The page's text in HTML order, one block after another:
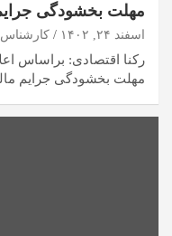
مهلت بخشودگی جرایم
اسفند ۲۴, ۱۴۰۲
رکنا اقتصادی: براساس
مهلت بخشودگی جرایم